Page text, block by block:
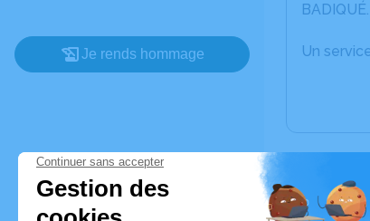
Je rends hommage
BADIQUÉ.
Un